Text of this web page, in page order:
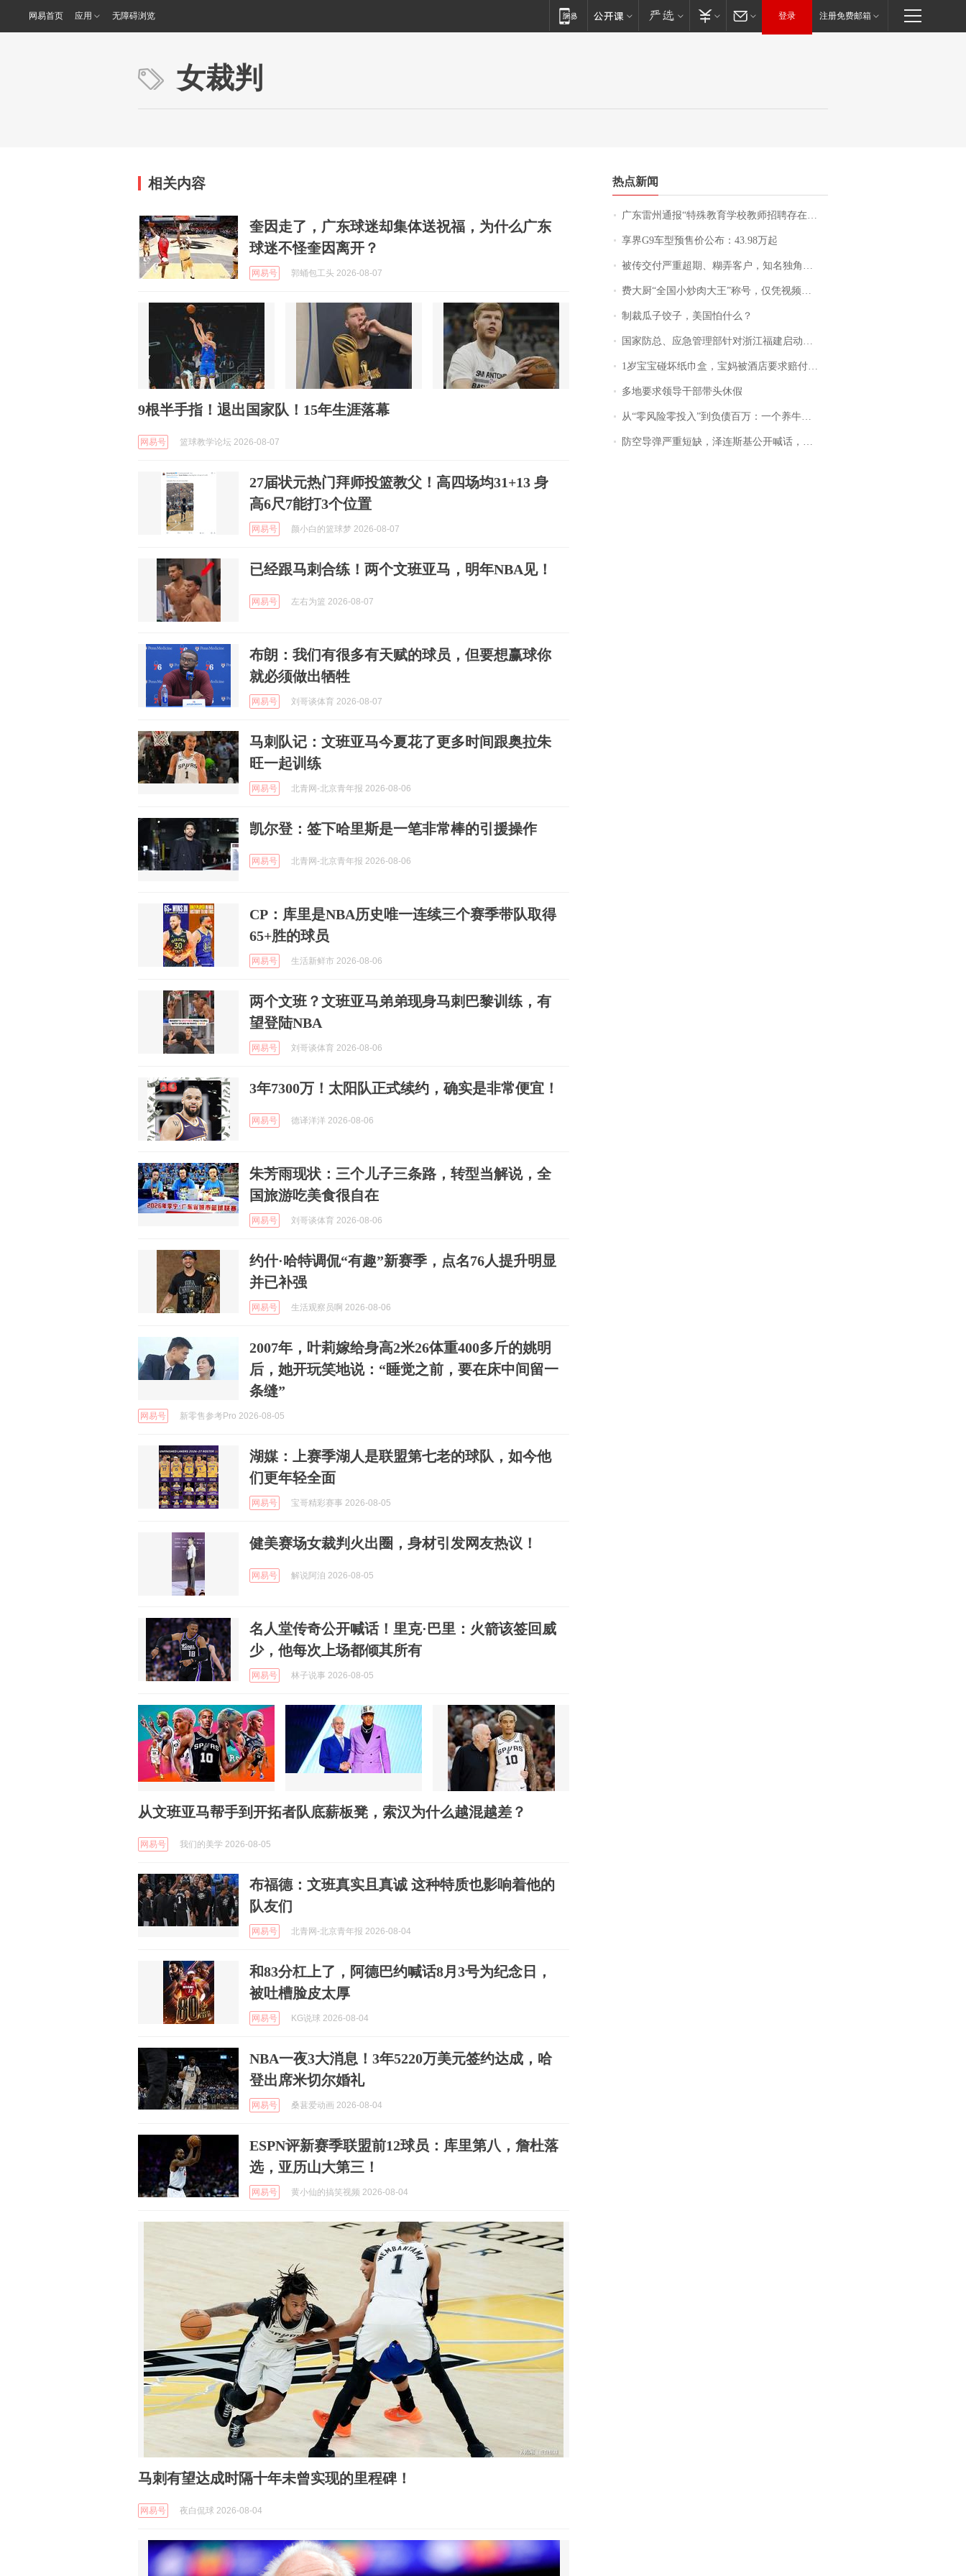
网易首页 应用 无障碍浏览 登录 注册免费邮箱
女裁判
相关内容
奎因走了，广东球迷却集体送祝福，为什么广东
球迷不怪奎因离开？
网易号 郭蛹包工头 2026-08-07
9根半手指！退出国家队！15年生涯落幕
网易号 篮球教学论坛 2026-08-07
27届状元热门拜师投篮教父！高四场均31+13 身
高6尺7能打3个位置
网易号 颜小白的篮球梦 2026-08-07
已经跟马刺合练！两个文班亚马，明年NBA见！
网易号 左右为篮 2026-08-07
布朗：我们有很多有天赋的球员，但要想赢球你
就必须做出牺牲
网易号 刘哥谈体育 2026-08-07
马刺队记：文班亚马今夏花了更多时间跟奥拉朱
旺一起训练
网易号 北青网-北京青年报 2026-08-06
凯尔登：签下哈里斯是一笔非常棒的引援操作
网易号 北青网-北京青年报 2026-08-06
CP：库里是NBA历史唯一连续三个赛季带队取得
65+胜的球员
网易号 生活新鲜市 2026-08-06
两个文班？文班亚马弟弟现身马刺巴黎训练，有
望登陆NBA
网易号 刘哥谈体育 2026-08-06
3年7300万！太阳队正式续约，确实是非常便宜！
网易号 德译洋洋 2026-08-06
朱芳雨现状：三个儿子三条路，转型当解说，全
国旅游吃美食很自在
网易号 刘哥谈体育 2026-08-06
约什·哈特调侃“有趣”新赛季，点名76人提升明显
并已补强
网易号 生活观察员啊 2026-08-06
2007年，叶莉嫁给身高2米26体重400多斤的姚明
后，她开玩笑地说：“睡觉之前，要在床中间留一
条缝”
网易号 新零售参考Pro 2026-08-05
湖媒：上赛季湖人是联盟第七老的球队，如今他
们更年轻全面
网易号 宝哥精彩赛事 2026-08-05
健美赛场女裁判火出圈，身材引发网友热议！
网易号 解说阿洎 2026-08-05
名人堂传奇公开喊话！里克·巴里：火箭该签回威
少，他每次上场都倾其所有
网易号 林子说事 2026-08-05
从文班亚马帮手到开拓者队底薪板凳，索汉为什么越混越差？
网易号 我们的美学 2026-08-05
布福德：文班真实且真诚 这种特质也影响着他的
队友们
网易号 北青网-北京青年报 2026-08-04
和83分杠上了，阿德巴约喊话8月3号为纪念日，
被吐槽脸皮太厚
网易号 KG说球 2026-08-04
NBA一夜3大消息！3年5220万美元签约达成，哈
登出席米切尔婚礼
网易号 桑葚爱动画 2026-08-04
ESPN评新赛季联盟前12球员：库里第八，詹杜落
选，亚历山大第三！
网易号 黄小仙的搞笑视频 2026-08-04
马刺有望达成时隔十年未曾实现的里程碑！
网易号 夜白侃球 2026-08-04
热点新闻
广东雷州通报“特殊教育学校教师招聘存在违规行为”：已启动问责程序 副校长被停职
享界G9车型预售价公布：43.98万起
被传交付严重超期、糊弄客户，知名独角兽车企创始人回应：都没证据，将依法采取措施，“本人长期与美国交管局保持沟通，对方表示肯定”
费大厨“全国小炒肉大王”称号，仅凭视频评出？中国烹饪协会回应
制裁瓜子饺子，美国怕什么？
国家防总、应急管理部针对浙江福建启动防汛防台风四级应急响应
1岁宝宝碰坏纸巾盒，宝妈被酒店要求赔付924元！三亚一酒店回复：骨瓷定制！网友一查价格，吵翻了
多地要求领导干部带头休假
从“零风险零投入”到负债百万：一个养牛项目崩盘后，谁该为农户的贷款买单丨红星调查
防空导弹严重短缺，泽连斯基公开喊话，乌克兰失去导弹拦截能力？